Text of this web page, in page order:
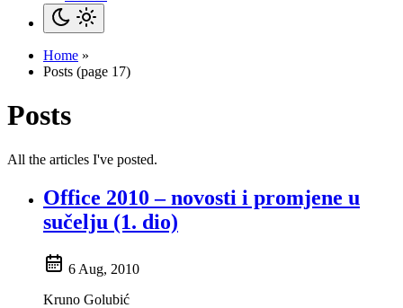
Home »
Posts (page 17)
Posts
All the articles I've posted.
Office 2010 – novosti i promjene u
sučelju (1. dio)
6 Aug, 2010
Kruno Golubić